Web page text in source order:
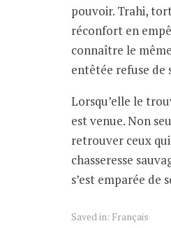
pouvoir. Trahi,
réconfort en
connaître le
entêtée refuse de
Lorsqu’elle le
est venue. Non
retrouver ceux
chasseresse
s’est emparée de
Saved in: Français